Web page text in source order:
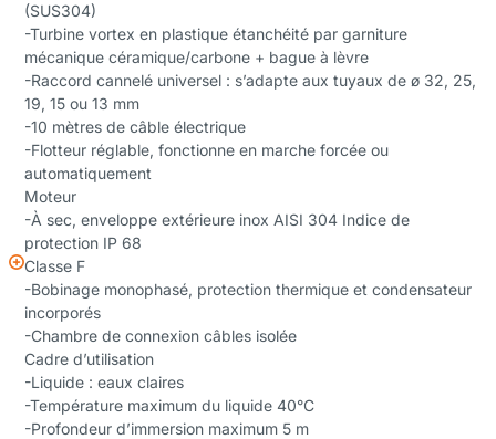
(SUS304)
-Turbine vortex en plastique étanchéité par garniture
mécanique céramique/carbone + bague à lèvre
-Raccord cannelé universel : s’adapte aux tuyaux de ø 32, 25,
19, 15 ou 13 mm
-10 mètres de câble électrique
-Flotteur réglable, fonctionne en marche forcée ou
automatiquement
Moteur
-À sec, enveloppe extérieure inox AISI 304 Indice de
protection IP 68
Classe F
-Bobinage monophasé, protection thermique et condensateur
incorporés
-Chambre de connexion câbles isolée
Cadre d’utilisation
-Liquide : eaux claires
-Température maximum du liquide 40°C
-Profondeur d’immersion maximum 5 m